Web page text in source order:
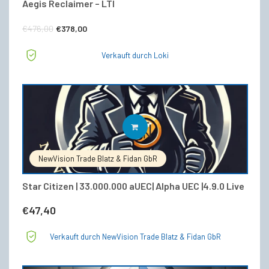
Aegis Reclaimer – LTI
€476,00 Ursprünglicher
€476,00
€378,00
€378,00.
Verkauft durch Loki
NewVision Trade Blatz & Fidan GbR
Star Citizen | 33.000.000 aUEC| Alpha UEC |4.9.0 Live
€47,40
IN DEN WARENKORB
Verkauft durch NewVision Trade Blatz & Fidan GbR